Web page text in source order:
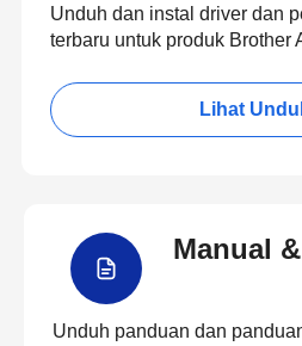
Unduh dan instal driver dan
terbaru untuk produk Brother
Lihat
Manual
Unduh panduan dan